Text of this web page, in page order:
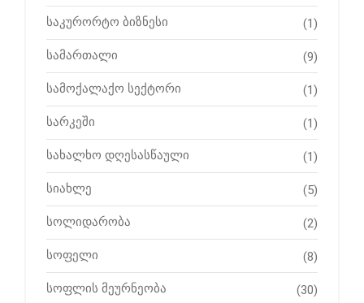
საკურორტო ბიზნესი (1)
სამართალი (9)
სამოქალაქო სექტორი (1)
სარკეში (1)
სახალხო დღესასწაული (1)
სიახლე (5)
სოლიდარობა (2)
სოფელი (8)
სოფლის მეურნეობა (30)